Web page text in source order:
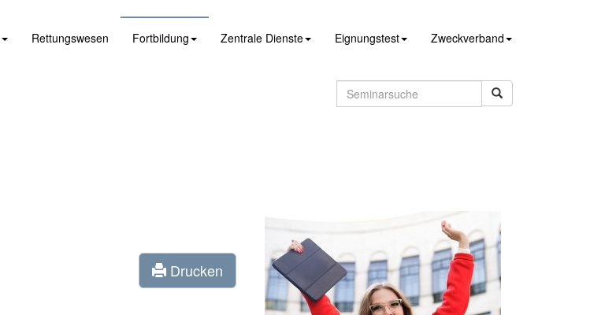
Rettungswesen Fortbildung Zentrale Dienste Eignungstest Zweckverband
Drucken